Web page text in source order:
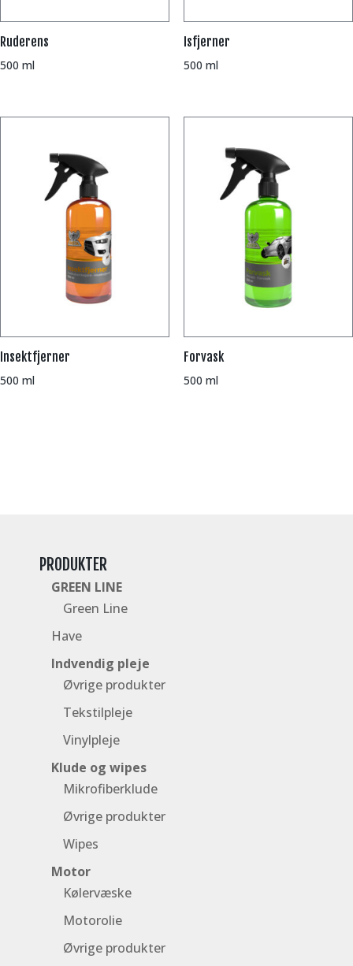
Ruderens
500 ml
Isfjerner
500 ml
Insektfjerner
500 ml
Forvask
500 ml
PRODUKTER
GREEN LINE
Green Line
Have
Indvendig pleje
Øvrige produkter
Tekstilpleje
Vinylpleje
Klude og wipes
Mikrofiberklude
Øvrige produkter
Wipes
Motor
Kølervæske
Motorolie
Øvrige produkter